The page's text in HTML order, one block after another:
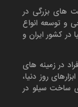
های بزرگی در
و توسعه انواع
در کشور ایران و
در زمینه های
روز دنیا،
ساخت سیلو در